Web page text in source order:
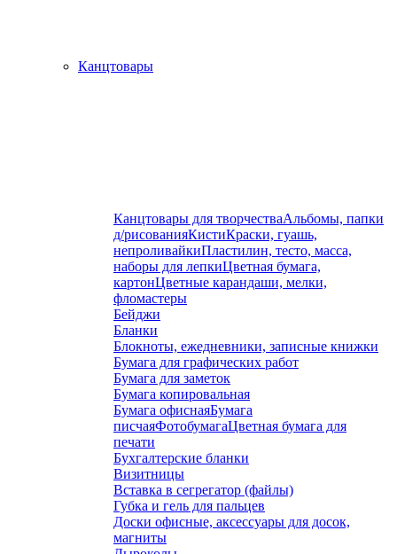
Канцтовары
Канцтовары для творчестваАльбомы, папки
д/рисованияКистиКраски, гуашь,
непроливайкиПластилин, тесто, масса,
наборы для лепкиЦветная бумага,
картонЦветные карандаши, мелки,
фломастеры
Бейджи
Бланки
Блокноты, ежедневники, записные книжки
Бумага для графических работ
Бумага для заметок
Бумага копировальная
Бумага офиснаяБумага
писчаяФотобумагаЦветная бумага для
печати
Бухгалтерские бланки
Визитницы
Вставка в сегрегатор (файлы)
Губка и гель для пальцев
Доски офисные, аксессуары для досок,
магниты